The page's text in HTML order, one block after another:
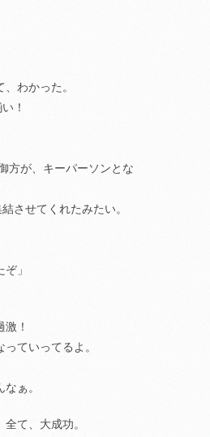
わかった。
！
方が、キーパーソンとな
させてくれたみたい。
」
！
ていってるよ。
ぁ。
て、大成功。